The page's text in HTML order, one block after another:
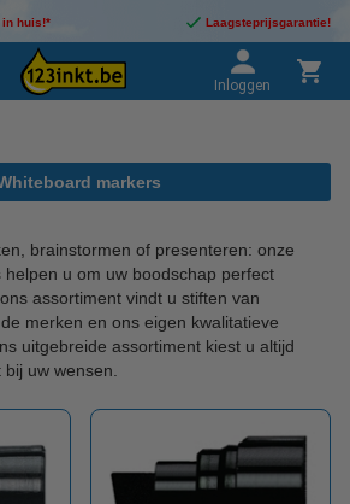
in huis!* Laagsteprijsgarantie!
Inloggen
markers
brainstormen of presenteren: onze
u om uw boodschap perfect
assortiment vindt u stiften van
merken en ons eigen kwalitatieve
uitgebreide assortiment kiest u altijd
uw wensen.